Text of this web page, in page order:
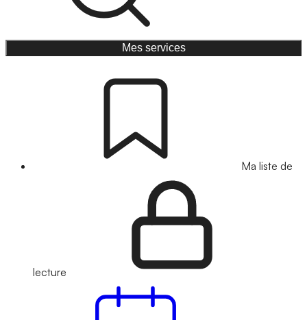
Mes services
Ma liste de
lecture